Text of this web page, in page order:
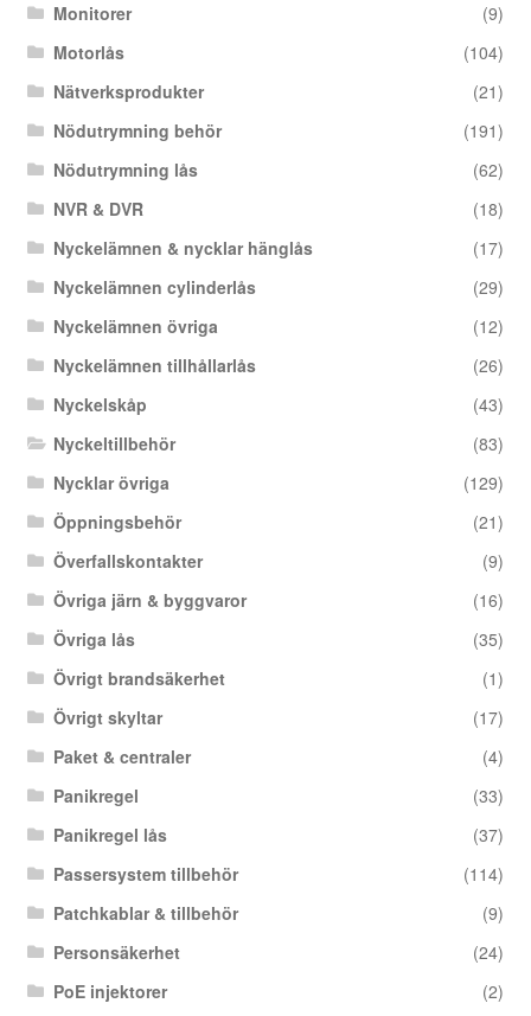
Monitorer
(9)
Motorlås
(104)
Nätverksprodukter
(21)
Nödutrymning behör
(191)
Nödutrymning lås
(62)
NVR & DVR
(18)
Nyckelämnen & nycklar hänglås
(17)
Nyckelämnen cylinderlås
(29)
Nyckelämnen övriga
(12)
Nyckelämnen tillhållarlås
(26)
Nyckelskåp
(43)
Nyckeltillbehör
(83)
Nycklar övriga
(129)
Öppningsbehör
(21)
Överfallskontakter
(9)
Övriga järn & byggvaror
(16)
Övriga lås
(35)
Övrigt brandsäkerhet
(1)
Övrigt skyltar
(17)
Paket & centraler
(4)
Panikregel
(33)
Panikregel lås
(37)
Passersystem tillbehör
(114)
Patchkablar & tillbehör
(9)
Personsäkerhet
(24)
PoE injektorer
(2)